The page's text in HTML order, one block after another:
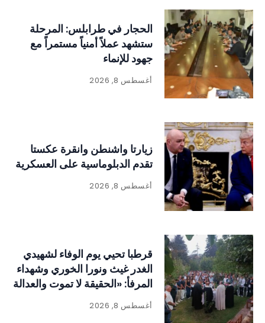
الحجار في طرابلس: المرحلة
ستشهد عملاً أمنياً مستمراً مع
جهود للإنماء
أغسطس 8, 2026
زيارتا واشنطن وانقرة عكستا
تقدم الدبلوماسية على العسكرية
أغسطس 8, 2026
قرطبا تحيي يوم الوفاء لشهيدي
الغدر غيث ونورا الخوري وشهداء
المرفأ: «الحقيقة لا تموت والعدالة
لا بد أن تتحقق
أغسطس 8, 2026